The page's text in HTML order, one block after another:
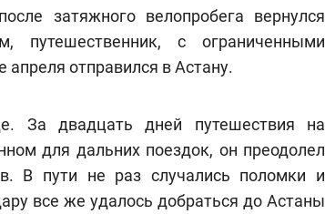
затяжного велопробега вернулся
путешественник, с ограниченными
отправился в Астану.
За двадцать дней путешествия на
для дальних поездок, он преодолел
В пути не раз случались поломки и
все же удалось добраться до Астаны